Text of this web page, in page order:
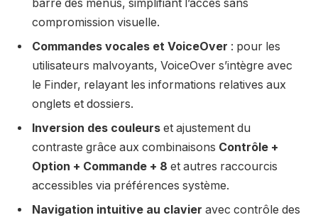
barre des menus, simplifiant l’accès sans
compromission visuelle.
Commandes vocales et VoiceOver : pour les
utilisateurs malvoyants, VoiceOver s’intègre avec
le Finder, relayant les informations relatives aux
onglets et dossiers.
Inversion des couleurs et ajustement du
contraste grâce aux combinaisons Contrôle +
Option + Commande + 8 et autres raccourcis
accessibles via préférences système.
Navigation intuitive au clavier avec contrôle des